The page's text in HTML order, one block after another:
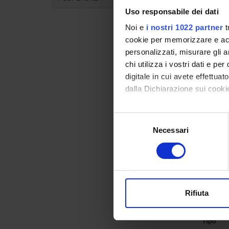
Uso responsabile dei dati
Noi e i nostri 1022 partner
cookie per memorizzare e
personalizzati, misurare gli
chi utilizza i vostri dati e per
digitale in cui avete
dalla Dichiarazione sui
Con il tuo consenso,
raccogliere
digitali).
modificare o ritirare il tuo
Necessari
Rifiuta
Durata
Classe
Tipo